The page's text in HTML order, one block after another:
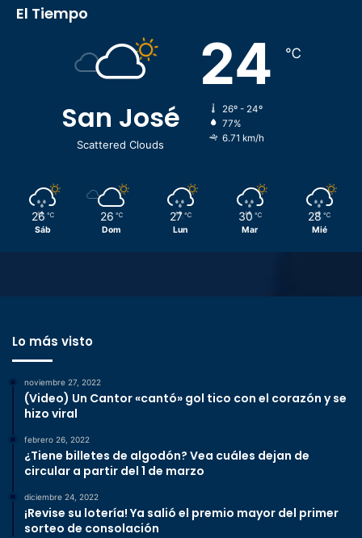
El Tiempo
San José
Scattered Clouds
24 ℃
26º - 24º
77%
6.71 km/h
26 ℃
Sáb
26 ℃
Dom
27 ℃
Lun
30 ℃
Mar
28 ℃
Mié
Lo más visto
noviembre 27, 2022
(Video) Un Cantor «cantó» gol tico con el corazón y se
hizo viral
febrero 26, 2022
¿Tiene billetes de algodón? Vea cuáles dejan de
circular a partir del 1 de marzo
diciembre 24, 2022
¡Revise su lotería! Ya salió el premio mayor del primer
sorteo de consolación